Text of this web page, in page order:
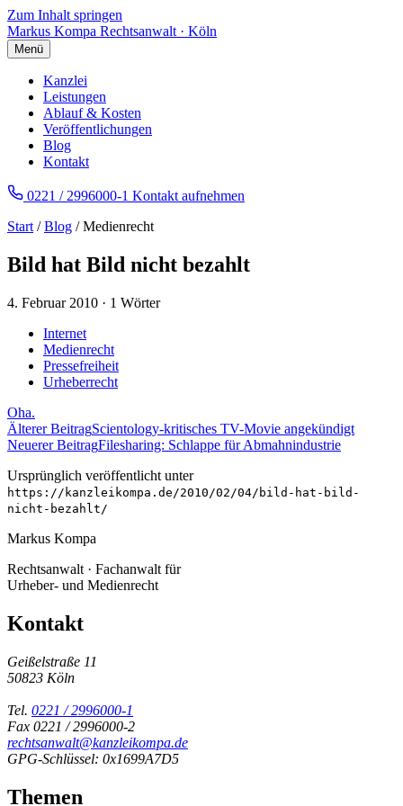
Zum Inhalt springen
Markus Kompa Rechtsanwalt · Köln
Menü
Kanzlei
Leistungen
Ablauf & Kosten
Veröffentlichungen
Blog
Kontakt
0221 / 2996000-1 Kontakt aufnehmen
Start /Blog / Medienrecht
Bild hat Bild nicht bezahlt
4. Februar 2010 · 1 Wörter
Internet
Medienrecht
Pressefreiheit
Urheberrecht
Oha.
Älterer BeitragScientology-kritisches TV-Movie angekündigt
Neuerer BeitragFilesharing: Schlappe für Abmahnindustrie
Ursprünglich veröffentlicht unter
https://kanzleikompa.de/2010/02/04/bild-hat-bild-
nicht-bezahlt/
Markus Kompa
Rechtsanwalt · Fachanwalt für
Urheber- und Medienrecht
Kontakt
Geißelstraße 11
50823 Köln
Tel. 0221 / 2996000-1
Fax 0221 / 2996000-2
rechtsanwalt@kanzleikompa.de
GPG-Schlüssel: 0x1699A7D5
Themen